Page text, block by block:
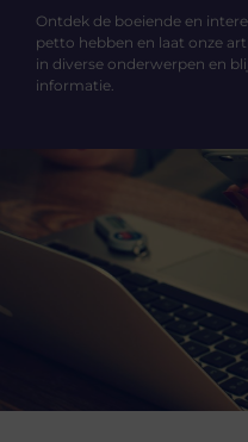
Ontdek de boeiende en
petto hebben en laat onze
in diverse onderwerpen en
informatie.